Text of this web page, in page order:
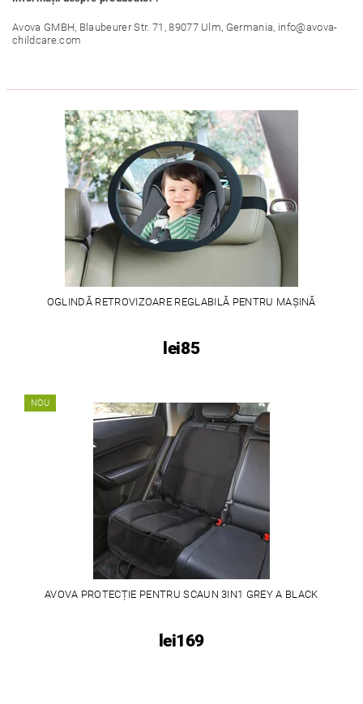
Avova GMBH, Blaubeurer Str. 71, 89077 Ulm, Germania, info@avova-
childcare.com
OGLINDĂ RETROVIZOARE REGLABILĂ PENTRU MAȘINĂ
lei85
NOU
AVOVA PROTECȚIE PENTRU SCAUN 3IN1 GREY A BLACK
lei169